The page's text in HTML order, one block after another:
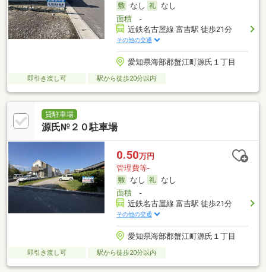
なし
なし
面積-
近鉄名古屋線 富吉駅 徒歩21分
その他の交通
愛知県海部郡蟹江町源氏１丁目
即引き渡し可 駅から徒歩20分以内
貸駐車場
源氏№２０駐車場
0.50万円
管理費等-
なし
なし
面積-
近鉄名古屋線 富吉駅 徒歩21分
その他の交通
愛知県海部郡蟹江町源氏１丁目
即引き渡し可 駅から徒歩20分以内